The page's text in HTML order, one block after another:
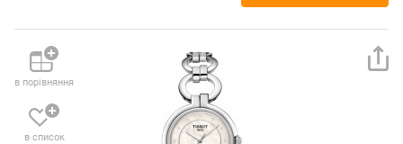
в порівняння
в список